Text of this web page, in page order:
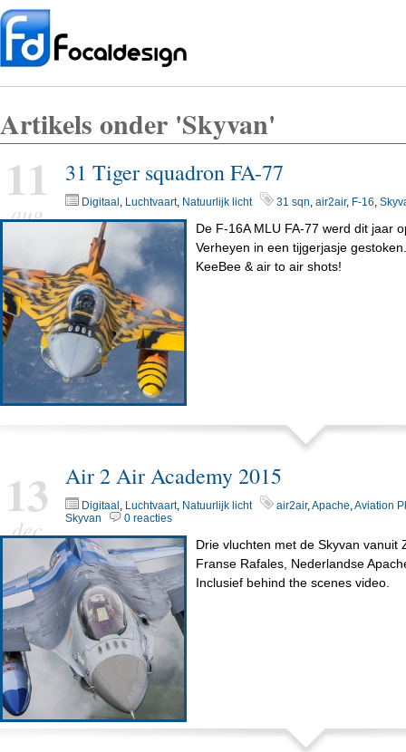
Artikels onder 'Skyvan'
31 Tiger squadron FA-77
Digitaal , Luchtvaart, Natuurlijk licht 31 sqn, air2air, F-16,
11
aug
De F-16A MLU FA-77 werd dit jaar
Verheyen in een tijgerjasje
KeeBee & air to air shots!
Air 2 Air Academy 2015
Digitaal , Luchtvaart, Natuurlijk licht air2air,Apache,Aviation
Skyvan
0 reacties
13
dec
Drie vluchten met de Skyvan vanuit
Franse Rafales, Nederlandse
Inclusief behind the scenes video.